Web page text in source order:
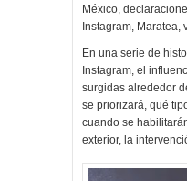
México,
Instagram, Maratea,
En una serie de
Instagram, el
surgidas alrededor
se priorizará, qué
cuando se
exterior, la